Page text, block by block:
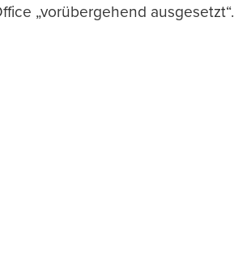
„vorübergehend ausgesetzt“.